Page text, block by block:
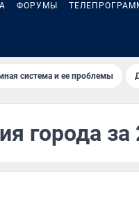
ФОРУМЫ
система и ее проблемы
города